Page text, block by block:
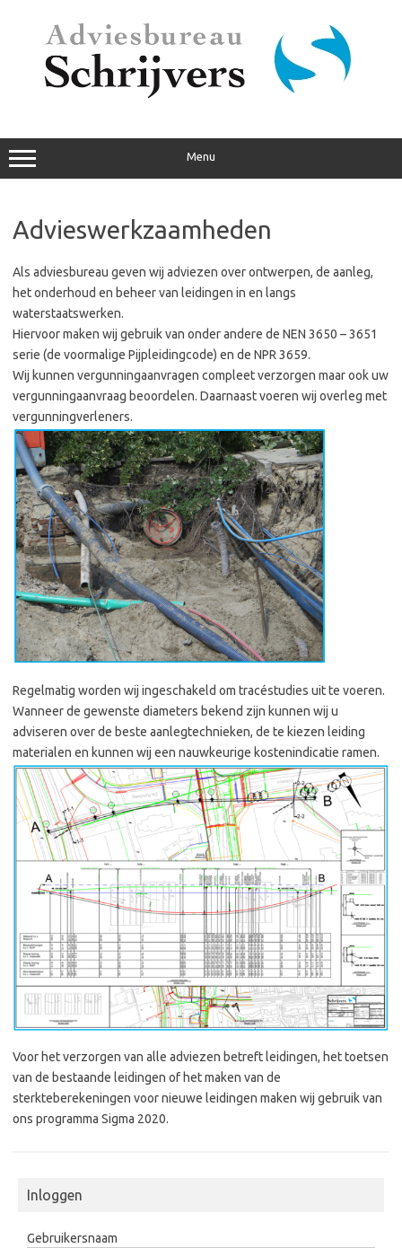
Menu
Advieswerkzaamheden
Als adviesbureau geven wij adviezen over ontwerpen, de aanleg,
het onderhoud en beheer van leidingen in en langs
waterstaatswerken.
Hiervoor maken wij gebruik van onder andere de NEN 3650 – 3651
serie (de voormalige Pijpleidingcode) en de NPR 3659.
Wij kunnen vergunningaanvragen compleet verzorgen maar ook uw
vergunningaanvraag beoordelen. Daarnaast voeren wij overleg met
vergunningverleners.
Regelmatig worden wij ingeschakeld om tracéstudies uit te voeren.
Wanneer de gewenste diameters bekend zijn kunnen wij u
adviseren over de beste aanlegtechnieken, de te kiezen leiding
materialen en kunnen wij een nauwkeurige kostenindicatie ramen.
Voor het verzorgen van alle adviezen betreft leidingen, het toetsen
van de bestaande leidingen of het maken van de
sterkteberekeningen voor nieuwe leidingen maken wij gebruik van
ons programma Sigma 2020.
Inloggen
Gebruikersnaam